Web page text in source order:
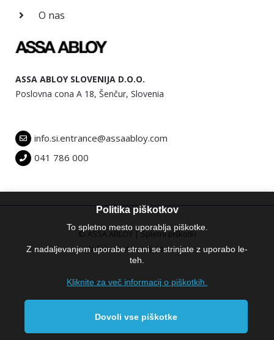
Politika piškotkov
To spletno mesto uporablja piškotke.
Z nadaljevanjem uporabe strani se strinjate z uporabo le-
teh.
Kliknite za več informacij o piškotkih.
Dovoli vse piškotke
O nas
ASSA ABLOY SLOVENIJA D.O.O.
Poslovna cona A 18, Šenčur, Slovenia
info.si.entrance@assaabloy.com
041 786 000
© ASSA ABLOY |Spletni piškotki
Izdelava strani:Spletnik.si